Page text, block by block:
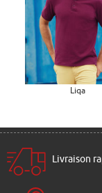
Liqa
Livraison